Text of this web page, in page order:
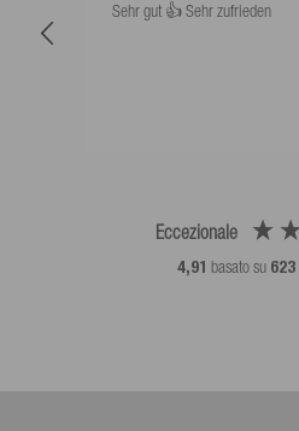
Eccezionale
4,91 basato su 623
Sehr gut 👍 Sehr zufrieden